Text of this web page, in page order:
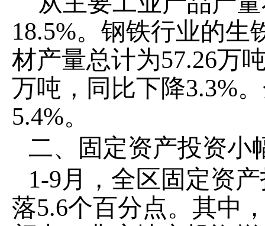
18.5%。钢铁行业的生
材产量总计为57.26万
万吨，同比下降3.3%
5.4%。
二、固定资产投资小
1-9月，全区固定资
落5.6个百分点。其中